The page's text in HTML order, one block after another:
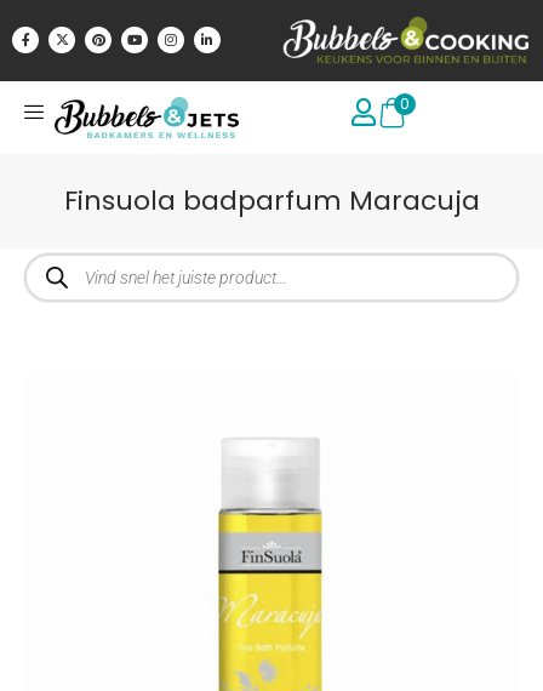
0
Finsuola badparfum Maracuja